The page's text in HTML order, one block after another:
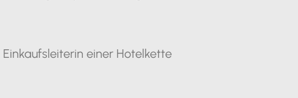
Einkaufsleiterin einer Hotelkette